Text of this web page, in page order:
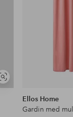
Vis
lignende
Ellos Home